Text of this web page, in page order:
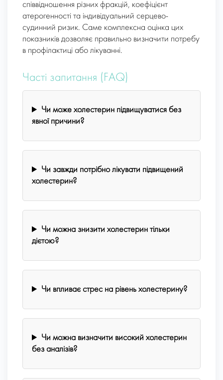
співвідношення різних фракцій, коефіцієнт
атерогенності та індивідуальний серцево-
судинний ризик. Саме комплексна оцінка цих
показників дозволяє правильно визначити потребу
в профілактиці або лікуванні.
Часті запитання (FAQ)
Чи може холестерин підвищуватися без
явної причини?
Чи завжди потрібно лікувати підвищений
холестерин?
Чи можна знизити холестерин тільки
дієтою?
Чи впливає стрес на рівень холестерину?
Чи можна визначити високий холестерин
без аналізів?